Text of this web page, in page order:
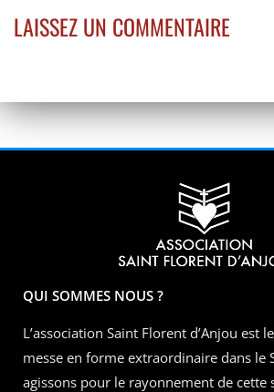
LAISSEZ UN COMMENTAIRE
QUI SOMMES NOUS ?
L’association Saint Florent d’Anjou est
messe en forme extraordinaire dans le
agissons pour le rayonnement de